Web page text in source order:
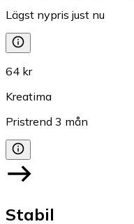
Lägst nypris just nu
64 kr
Kreatima
Pristrend 3 mån
Stabil